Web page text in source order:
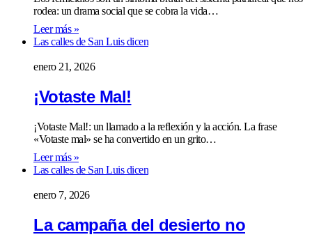
rodea: un drama social que se cobra la vida…
Leer más »
Las calles de San Luis dicen
enero 21, 2026
¡Votaste Mal!
¡Votaste Mal!: un llamado a la reflexión y la acción. La frase
«Votaste mal» se ha convertido en un grito…
Leer más »
Las calles de San Luis dicen
enero 7, 2026
La campaña del desierto no